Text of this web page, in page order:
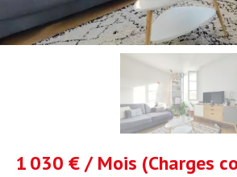
1 030 € / Mois (Charges